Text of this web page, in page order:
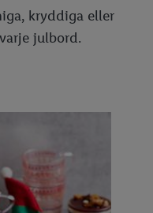
kryddiga eller
julbord.